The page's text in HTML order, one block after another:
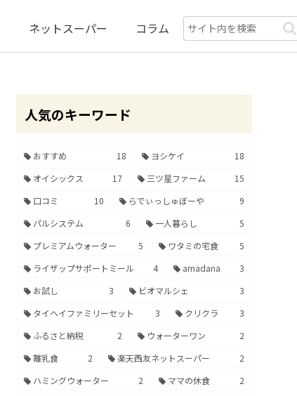
ネットスーパー コラム
人気のキーワード
おすすめ 18 ヨシケイ
18
オイシックス
17 三ツ星ファーム
15
口コミ
10 らでぃっしゅぼーや
9
パルシステム
6 一人暮らし
5
プレミアムウォーター
5 ワタミの宅食
5
ライザップサポートミール
4 amadana
3
お試し
3 ビオマルシェ
3
タイヘイファミリーセット
3 クリクラ
3
ふるさと納税
2 ウォーターワン
2
離乳食
2 楽天西友ネットスーパー
2
ハミングウォーター
2 ママの休食
2